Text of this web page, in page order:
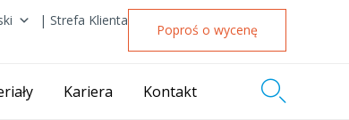
| Strefa Klienta
Poproś o wycenę
Kariera Kontakt 